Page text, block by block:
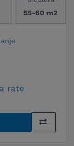
55-60 m2
rate